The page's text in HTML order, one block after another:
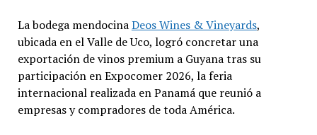
La bodega mendocinaDeos Wines & Vineyards,
ubicada en el Valle de Uco, logró concretar una
exportación de vinos premium a Guyana tras su
participación en Expocomer 2026, la feria
internacional realizada en Panamá que reunió a
empresas y compradores de toda América.